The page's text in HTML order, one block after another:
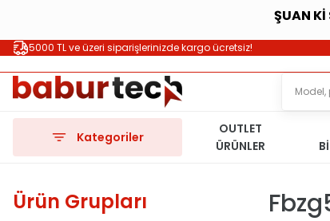
ŞUAN Kİ
5000 TL ve üzeri siparişlerinizde kargo ücretsiz!
Kategoriler
OUTLET
ÜRÜNLER
Ürün Grupları